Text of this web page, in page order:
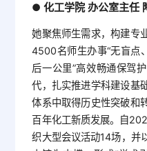
● 化工学院 办公室主任
她聚焦师生需求，构建专
4500名师生办事“无盲点
后一公里”高效畅通保驾
代，扎实推进学科建设基
体系中取得历史性突破和
百年化工新质发展。自
织大型会议活动14场，并